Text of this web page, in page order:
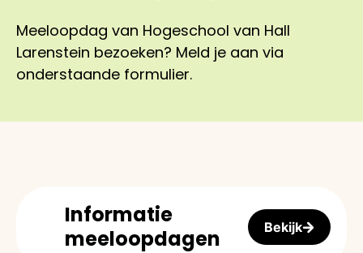
Meeloopdag van Hogeschool van Hall
Larenstein bezoeken? Meld je aan via
onderstaande formulier.
Informatie
meeloopdagen
Bekijk